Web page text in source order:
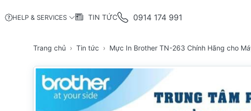
HELP & SERVICES TIN TỨC 0914 174 991
Trang chủ Tin tức Mực In Brother TN-263 Chính Hãng cho